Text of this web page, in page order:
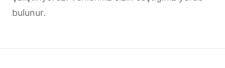
bulunur.